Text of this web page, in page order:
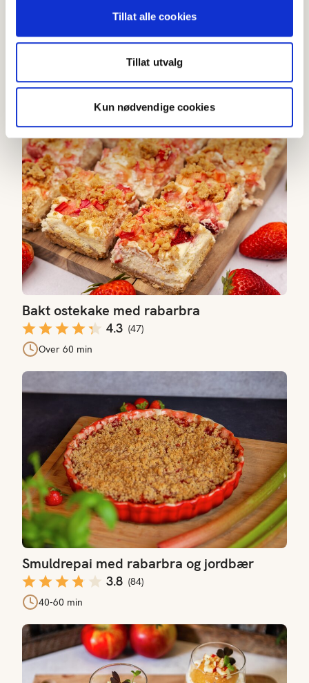
Tillat alle cookies
Tillat utvalg
Kun nødvendige cookies
Mocktail med rabarbra
Bakt ostekake med rabarbra
4.3 (47)
Over 60 min
Bakt ostekake med rabarbra
Smuldrepai med rabarbra og jordbær
3.8 (84)
40-60 min
Smuldrepai med rabarbra og jordbær
Tilslørte bondepiker med epler, rabarbra og yoghurt